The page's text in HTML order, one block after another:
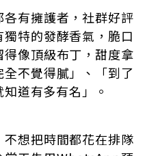
有擁護者，社群好評
特的發酵香氣，脆口
像頂級布丁，甜度拿
不覺得膩」、「到了
道有多有名」。
想把時間都花在排隊